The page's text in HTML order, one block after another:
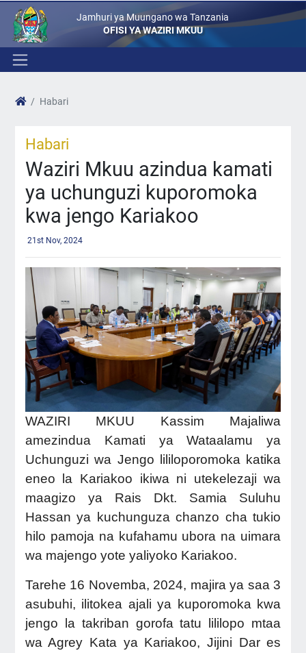
Jamhuri ya Muungano wa Tanzania
OFISI YA WAZIRI MKUU
Habari
Habari
Waziri Mkuu azindua kamati
ya uchunguzi kuporomoka
kwa jengo Kariakoo
21st Nov, 2024
WAZIRI MKUU Kassim Majaliwa
amezindua Kamati ya Wataalamu ya
Uchunguzi wa Jengo lililoporomoka katika
eneo la Kariakoo ikiwa ni utekelezaji wa
maagizo ya Rais Dkt. Samia Suluhu
Hassan ya kuchunguza chanzo cha tukio
hilo pamoja na kufahamu ubora na uimara
wa majengo yote yaliyoko Kariakoo.
Tarehe 16 Novemba, 2024, majira ya saa 3
asubuhi, ilitokea ajali ya kuporomoka kwa
jengo la takriban gorofa tatu lililopo mtaa
wa Agrey Kata ya Kariakoo, Jijini Dar es